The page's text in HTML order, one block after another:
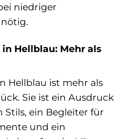
niedriger
in Hellblau: Mehr als
Hellblau ist mehr als
Sie ist ein Ausdruck
Stils, ein Begleiter für
und ein